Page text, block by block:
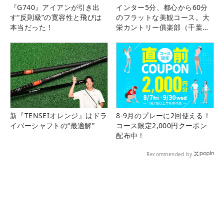
『G740』アイアンが引き出
す“反則級”の寛容性と飛びは
本当だった！
インター5分、都心から60分
のフラットな美観コース。大
栄カントリー俱楽部（千葉
新『TENSEIオレンジ』はドラ
イバーシャフトの“最適解”
8-9月のプレーに2回使える！
コース限定2,000円クーポン
配布中！
Recommended by